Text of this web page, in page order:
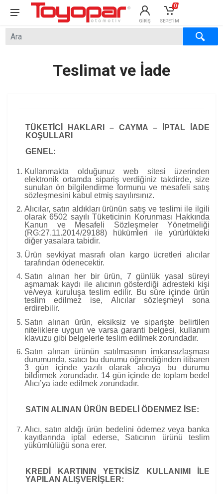
GIRIŞ
0
SEPETIM
×
×
Teslimat ve İade
TÜKETİCİ HAKLARI – CAYMA – İPTAL İADE
KOŞULLARI
GENEL:
Kullanmakta olduğunuz web sitesi üzerinden
elektronik ortamda sipariş verdiğiniz takdirde, size
sunulan ön bilgilendirme formunu ve mesafeli satış
sözleşmesini kabul etmiş sayılırsınız.
Alıcılar, satın aldıkları ürünün satış ve teslimi ile ilgili
olarak 6502 sayılı Tüketicinin Korunması Hakkında
Kanun ve Mesafeli Sözleşmeler Yönetmeliği
(RG:27.11.2014/29188) hükümleri ile yürürlükteki
diğer yasalara tabidir.
Ürün sevkiyat masrafı olan kargo ücretleri alıcılar
tarafından ödenecektir.
Satın alınan her bir ürün, 7 günlük yasal süreyi
aşmamak kaydı ile alıcının gösterdiği adresteki kişi
ve/veya kuruluşa teslim edilir. Bu süre içinde ürün
teslim edilmez ise, Alıcılar sözleşmeyi sona
erdirebilir.
Satın alınan ürün, eksiksiz ve siparişte belirtilen
niteliklere uygun ve varsa garanti belgesi, kullanım
klavuzu gibi belgelerle teslim edilmek zorundadır.
Satın alınan ürünün satılmasının imkansızlaşması
durumunda, satıcı bu durumu öğrendiğinden itibaren
3 gün içinde yazılı olarak alıcıya bu durumu
bildirmek zorundadır. 14 gün içinde de toplam bedel
Alıcı’ya iade edilmek zorundadır.
SATIN ALINAN ÜRÜN BEDELİ ÖDENMEZ İSE:
Alıcı, satın aldığı ürün bedelini ödemez veya banka
kayıtlarında iptal ederse, Satıcının ürünü teslim
yükümlülüğü sona erer.
KREDİ KARTININ YETKİSİZ KULLANIMI İLE
YAPILAN ALIŞVERİŞLER: